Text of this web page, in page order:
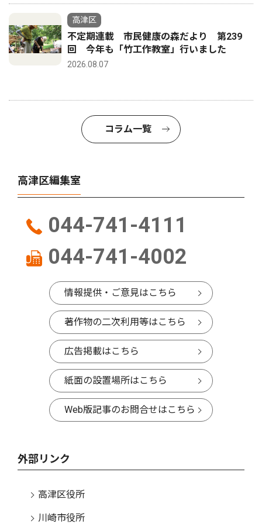
高津区
不定期連載 市民健康の森だより 第239
回 今年も「竹工作教室」行いました
2026.08.07
コラム一覧
高津区編集室
044-741-4111
044-741-4002
情報提供・ご意見はこちら
著作物の二次利用等はこちら
広告掲載はこちら
紙面の設置場所はこちら
Web版記事のお問合せはこちら
外部リンク
高津区役所
川崎市役所